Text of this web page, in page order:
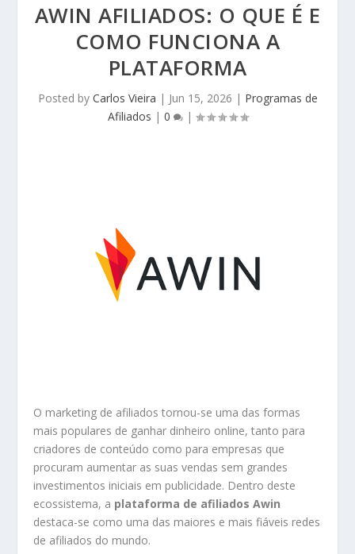
AWIN AFILIADOS: O QUE É E
COMO FUNCIONA A
PLATAFORMA
Posted by Carlos Vieira | Jun 15, 2026 | Programas de
Afiliados | 0 |
O marketing de afiliados tornou-se uma das formas
mais populares de ganhar dinheiro online, tanto para
criadores de conteúdo como para empresas que
procuram aumentar as suas vendas sem grandes
investimentos iniciais em publicidade. Dentro deste
ecossistema, a plataforma de afiliados Awin
destaca-se como uma das maiores e mais fiáveis redes
de afiliados do mundo.